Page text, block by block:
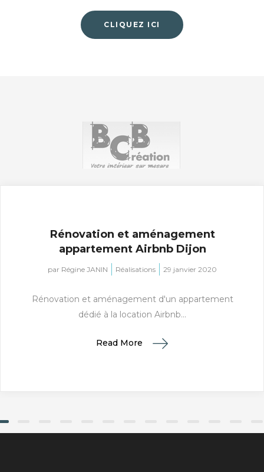
CLIQUEZ ICI
Rénovation et aménagement
appartement Airbnb Dijon
par Régine JANIN Réalisations 29 janvier 2020
Rénovation et aménagement d'un appartement
dédié à la location Airbnb...
Read More